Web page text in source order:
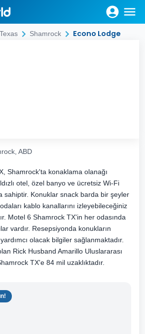
Texas Shamrock Econo Lodge
ABD
Shamrock'ta konaklama olanağı
otel, özel banyo ve ücretsiz Wi-Fi
sahiptir. Konuklar snack barda bir şeyler
kablo kanallarını izleyebileceğiniz
Motel 6 Shamrock TX'in her odasında
vardır. Resepsiyonda konukların
olacak bilgiler sağlanmaktadır.
Rick Husband Amarillo Uluslararası
TX'e 84 mil uzaklıktadır.